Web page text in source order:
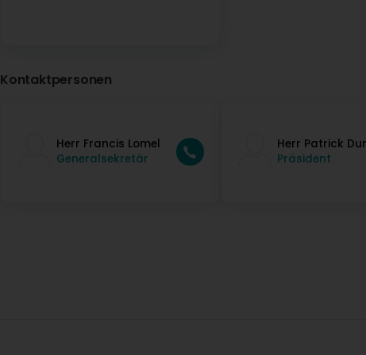
Kontaktpersonen
Herr Francis Lomel
Generalsekretär
Herr Patrick
Präsident